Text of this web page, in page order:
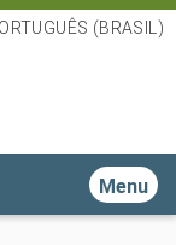
(BRASIL)
Toggle